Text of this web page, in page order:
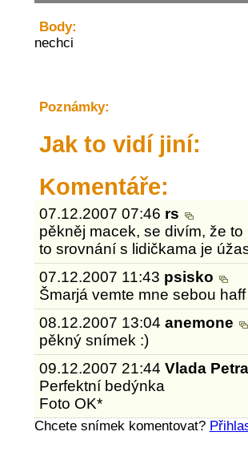
Body:
nechci
Poznámky:
Jak to vidí jiní:
Komentáře:
07.12.2007 07:46 rs
pěkněj macek, se divím, že to
to srovnání s lidičkama je
07.12.2007 11:43 psisko
Šmarjá vemte mne sebou
08.12.2007 13:04anemone
pěkný snímek :)
09.12.2007 21:44Vlada
Perfektní bedýnka
Foto OK*
Chcete snímek komentovat?